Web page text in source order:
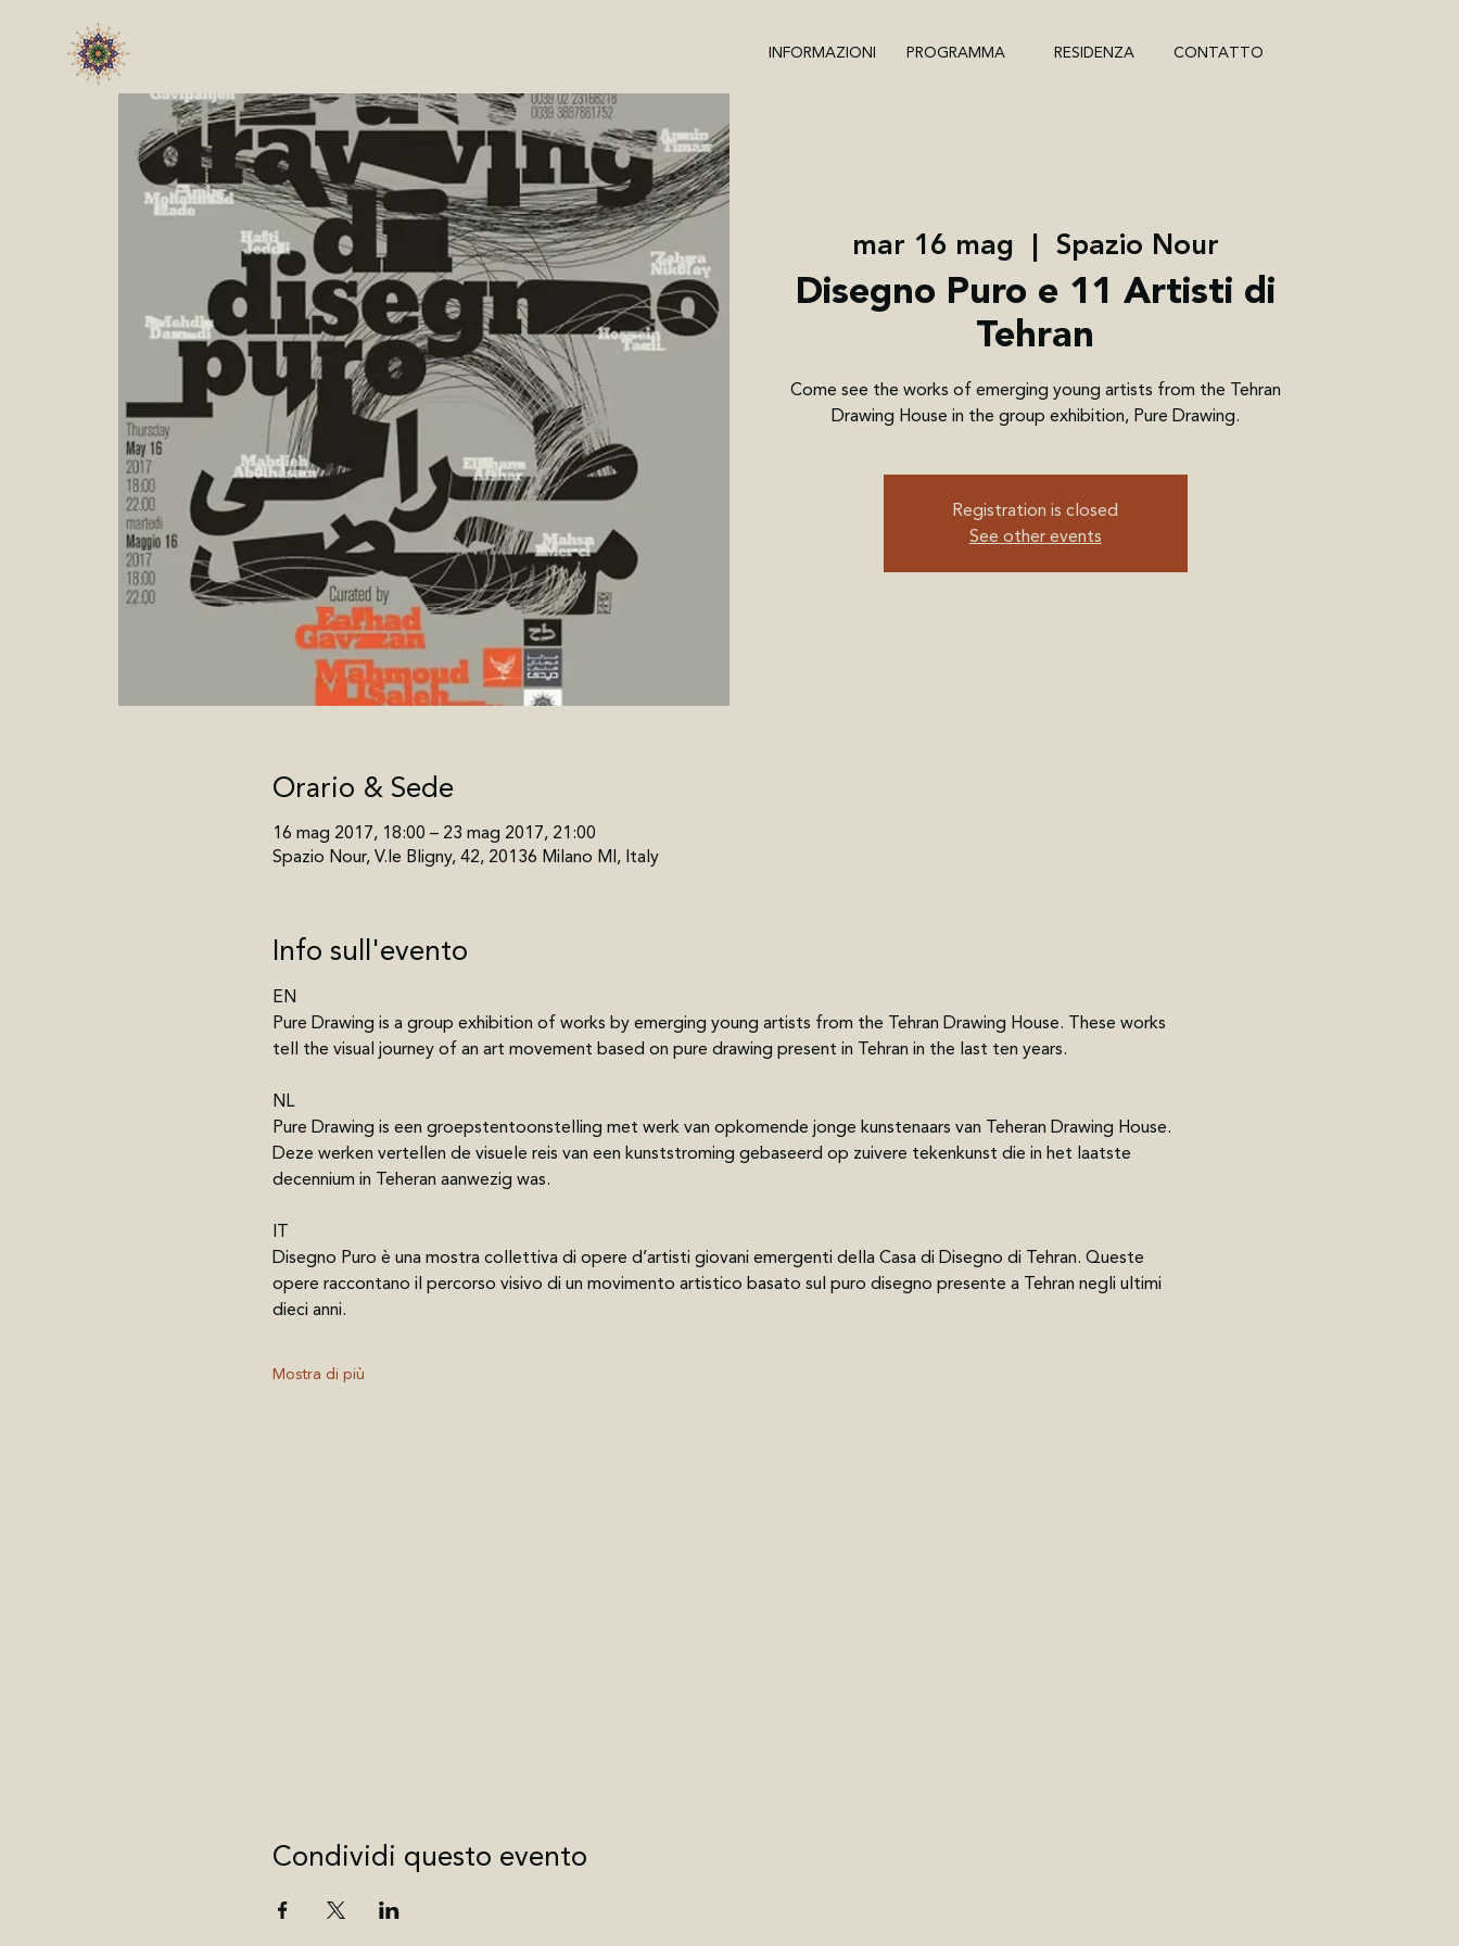
INFORMAZIONI PROGRAMMA RESIDENZA CONTATTO
mar 16 mag
  |
Spazio Nour
Disegno Puro e 11 Artisti di
Tehran
Come see the works of emerging young artists from the Tehran
Drawing House in the group exhibition, Pure Drawing.
Registration is closed
See other events
Orario & Sede
16 mag 2017, 18:00 – 23 mag 2017, 21:00
Spazio Nour, V.le Bligny, 42, 20136 Milano MI, Italy
Info sull'evento
EN
Pure Drawing is a group exhibition of works by emerging young artists from the Tehran Drawing House. These works
tell the visual journey of an art movement based on pure drawing present in Tehran in the last ten years.
NL
Pure Drawing is een groepstentoonstelling met werk van opkomende jonge kunstenaars van Teheran Drawing House.
Deze werken vertellen de visuele reis van een kunststroming gebaseerd op zuivere tekenkunst die in het laatste
decennium in Teheran aanwezig was.
IT
Disegno Puro è una mostra collettiva di opere d’artisti giovani emergenti della Casa di Disegno di Tehran. Queste
opere raccontano il percorso visivo di un movimento artistico basato sul puro disegno presente a Tehran negli ultimi
dieci anni.
Mostra di più
Condividi questo evento